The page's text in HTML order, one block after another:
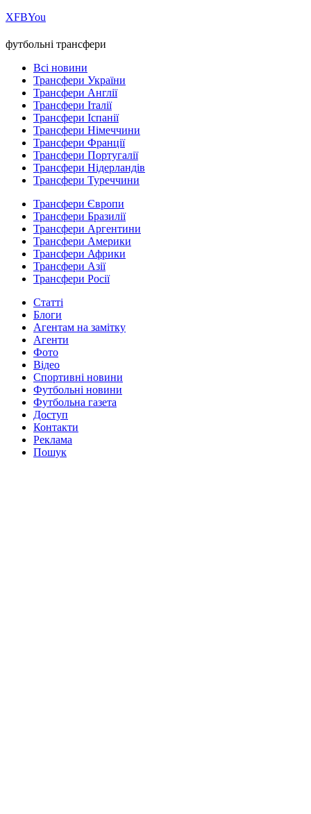
ХFBYou
футбольні трансфери
Всі новини
Трансфери України
Трансфери Англії
Трансфери Італії
Трансфери Іспанії
Трансфери Німеччини
Трансфери Франції
Трансфери Португалії
Трансфери Нідерландів
Трансфери Туреччини
Трансфери Європи
Трансфери Бразилії
Трансфери Аргентини
Трансфери Америки
Трансфери Африки
Трансфери Азії
Трансфери Росії
Статті
Блоги
Агентам на замітку
Агенти
Фото
Відео
Спортивні новини
Футбольні новини
Футбольна газета
Доступ
Контакти
Реклама
Пошук